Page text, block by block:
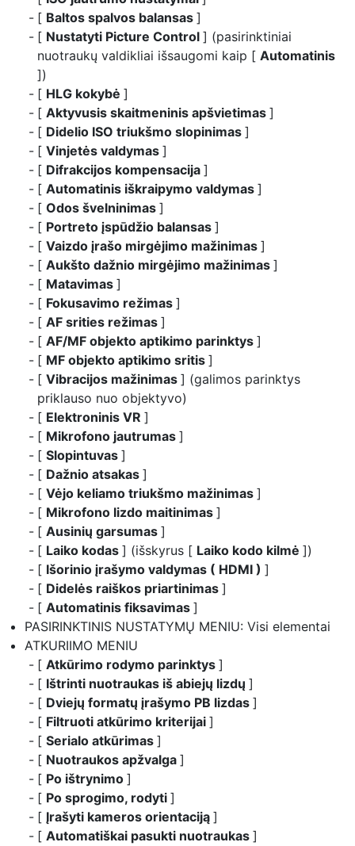
[ Baltos spalvos balansas ]
[ Nustatyti Picture Control ] (pasirinktiniai
nuotraukų valdikliai išsaugomi kaip [ Automatinis
])
[ HLG kokybė ]
[ Aktyvusis skaitmeninis apšvietimas ]
[ Didelio ISO triukšmo slopinimas ]
[ Vinjetės valdymas ]
[ Difrakcijos kompensacija ]
[ Automatinis iškraipymo valdymas ]
[ Odos švelninimas ]
[ Portreto įspūdžio balansas ]
[ Vaizdo įrašo mirgėjimo mažinimas ]
[ Aukšto dažnio mirgėjimo mažinimas ]
[ Matavimas ]
[ Fokusavimo režimas ]
[ AF srities režimas ]
[ AF/MF objekto aptikimo parinktys ]
[ MF objekto aptikimo sritis ]
[ Vibracijos mažinimas ] (galimos parinktys
priklauso nuo objektyvo)
[ Elektroninis VR ]
[ Mikrofono jautrumas ]
[ Slopintuvas ]
[ Dažnio atsakas ]
[ Vėjo keliamo triukšmo mažinimas ]
[ Mikrofono lizdo maitinimas ]
[ Ausinių garsumas ]
[ Laiko kodas ] (išskyrus [ Laiko kodo kilmė ])
[ Išorinio įrašymo valdymas ( HDMI ) ]
[ Didelės raiškos priartinimas ]
[ Automatinis fiksavimas ]
PASIRINKTINIS NUSTATYMŲ MENIU: Visi elementai
ATKURIIMO MENIU
[ Atkūrimo rodymo parinktys ]
[ Ištrinti nuotraukas iš abiejų lizdų ]
[ Dviejų formatų įrašymo PB lizdas ]
[ Filtruoti atkūrimo kriterijai ]
[ Serialo atkūrimas ]
[ Nuotraukos apžvalga ]
[ Po ištrynimo ]
[ Po sprogimo, rodyti ]
[ Įrašyti kameros orientaciją ]
[ Automatiškai pasukti nuotraukas ]